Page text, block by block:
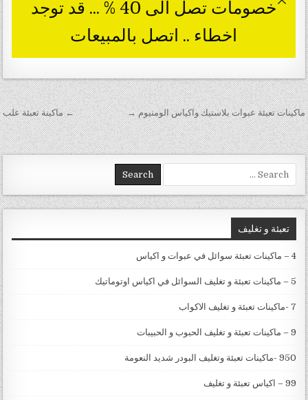
تصفّح المقالات ← ماكينة تعبئة علب ماكينات تعبئة عبوات بلاستيك واكياس الومنيوم →
Search for:
تعبئة و تغليف
4 – ماكينات تعبئة سوائل في عبوات و اكياس
5 – ماكينات تعبئة و تغليف السوائل في اكياس اوتوماتيك
7 -ماكينات تعبئة و تغليف الاكواب
9 – ماكينات تعبئة و تغليف الحبوب و الحبيبات
950 -ماكينات تعبئة وتغليف البودر شديد النعومة
99 – اكياس تعبئة و تغليف